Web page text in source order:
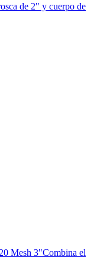
de 2" y cuerpo de
Mesh 3"Combina el